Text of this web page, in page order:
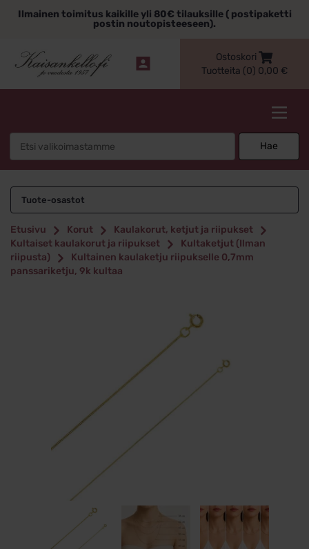
sisältöönIlmainen toimitus kaikille yli 80€ tilauksille ( postipaketti
postin noutopisteeseen).
Ostoskori
Tuotteita (0) 0,00 €
Hae
Tuote-osastot
Etusivu Korut
Kaulakorut, ketjut ja riipukset
Kultaiset kaulakorut ja riipukset
Kultaketjut (Ilman
riipusta)
Kultainen kaulaketju riipukselle 0,7mm
panssariketju, 9k kultaa